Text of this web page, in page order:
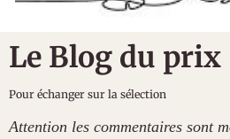
Le Blog du prix
Pour échanger sur la sélection
Attention les commentaires sont